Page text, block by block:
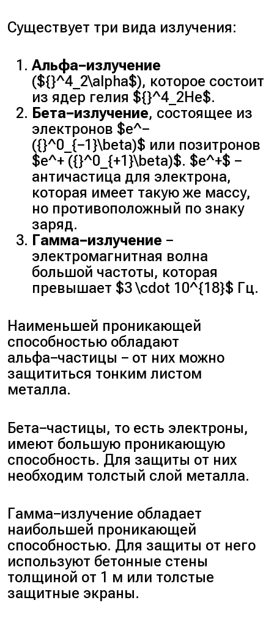
Существует три вида излучения:
Альфа−излучение
(${}^4_2\alpha$), которое состоит
из ядер гелия ${}^4_2He$.
Бета−излучение, состоящее из
электронов $e^−
({}^0_{−1}\beta)$ или позитронов
$e^+ ({}^0_{+1}\beta)$. $e^+$ −
античастица для электрона,
которая имеет такую же массу,
но противоположный по знаку
заряд.
Гамма−излучение −
электромагнитная волна
большой частоты, которая
превышает $3 \cdot 10^{18}$ Гц.
Наименьшей проникающей
способностью обладают
альфа−частицы − от них можно
защититься тонким листом
металла.
Бета−частицы, то есть электроны,
имеют большую проникающую
способность. Для защиты от них
необходим толстый слой металла.
Гамма−излучение обладает
наибольшей проникающей
способностью. Для защиты от него
используют бетонные стены
толщиной от 1 м или толстые
защитные экраны.